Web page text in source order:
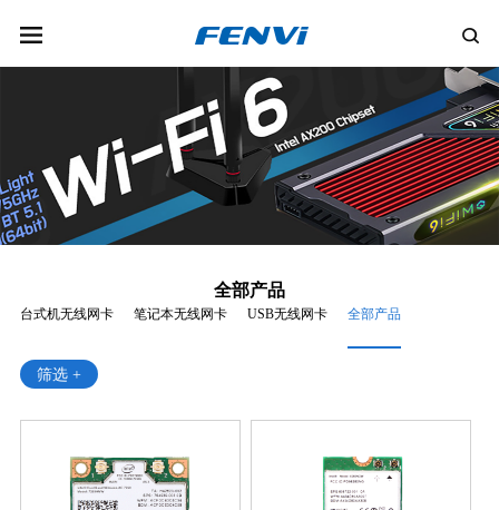
全部产品
台式机无线网卡 笔记本无线网卡 USB无线网卡 全部产品
筛选 +